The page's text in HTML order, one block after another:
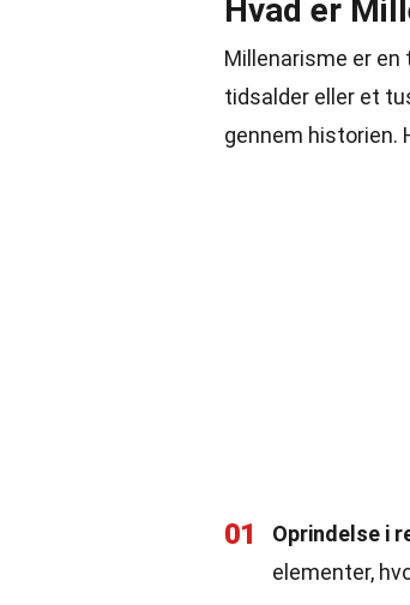
Hvad er
Millenarisme er en
tidsalder eller et
gennem historien.
01 Oprindelse i
elementer,